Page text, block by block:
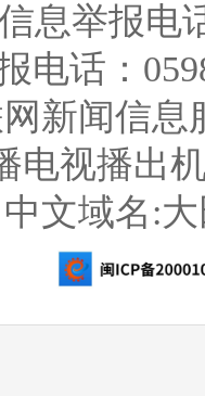
息举报电
电话：
新闻信息
电视播出
中文域名: